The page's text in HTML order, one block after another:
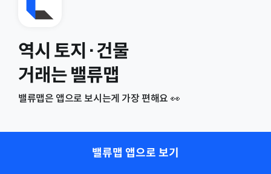
역시 토지·건물
거래는 밸류맵
밸류맵은 앱으로 보시는게 가장 편해요 👀
밸류맵 앱으로 보기